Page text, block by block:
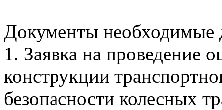
Документы
1. Заявка на проведение
конструкции
безопасности колесных